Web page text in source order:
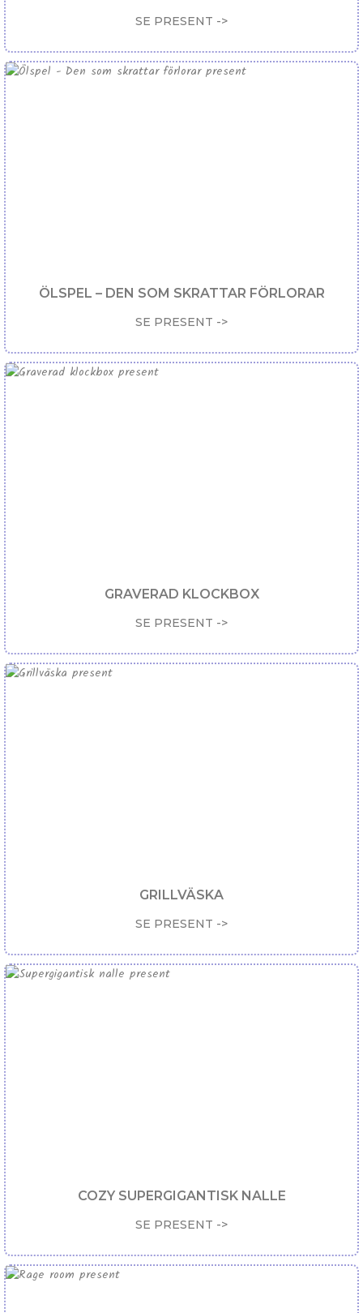
SE PRESENT ->
ÖLSPEL – DEN SOM SKRATTAR FÖRLORAR
SE PRESENT ->
GRAVERAD KLOCKBOX
SE PRESENT ->
GRILLVÄSKA
SE PRESENT ->
COZY SUPERGIGANTISK NALLE
SE PRESENT ->